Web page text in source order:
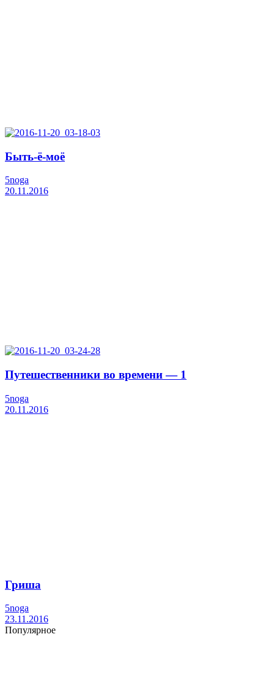
Быть-ё-моё
5noga
20.11.2016
Путешественники во времени — 1
5noga
20.11.2016
Гриша
5noga
23.11.2016
Популярное